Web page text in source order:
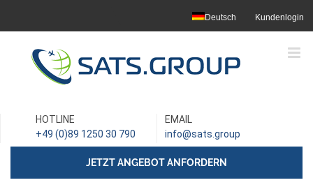
content
Deutsch Kundenlogin
HOTLINE
+49 (0)89 1250 30 790
EMAIL
info@sats.group
JETZT ANGEBOT ANFORDERN